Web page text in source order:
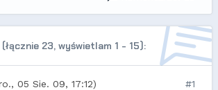
(łącznie 23, wyświetlam 1 - 15):
05 Sie. 09, 17:12)
#1